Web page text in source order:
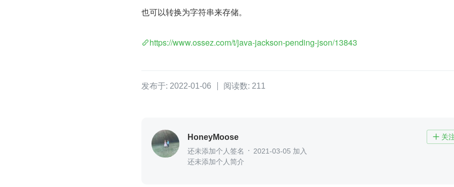
也可以转换为字符串来存储。
https://www.ossez.com/t/java-jackson-pending-json/13843
发布于: 2022-01-06 阅读数: 211
HoneyMoose  关
还未添加个人签名
2021-03-05 加入
还未添加个人简介